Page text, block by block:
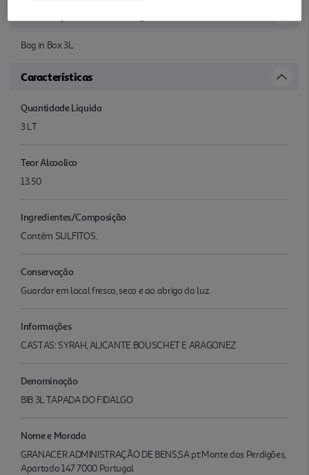
Bag in Box 3L
Características
Quantidade Liquida
3 LT
Teor Alcoolico
13.50
Ingredientes/Composição
Contém SULFITOS.
Conservação
Guardar em local fresco, seco e ao abrigo da luz.
Informações
CASTAS: SYRAH, ALICANTE BOUSCHET E ARAGONEZ
Denominação
BIB 3L TAPADA DO FIDALGO
Nome e Morada
GRANACER ADMINISTRAÇÃO DE BENS,SA pt:Monte dos Perdigões,
Apartado 147 7000 Portugal